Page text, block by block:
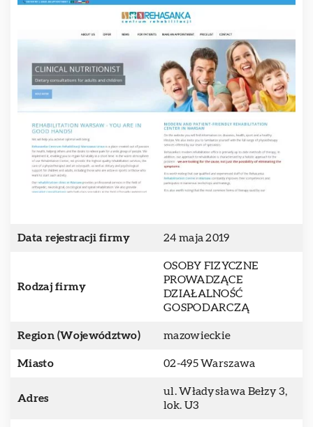
Data rejestracji firmy 24 maja 2019
Rodzaj firmy
OSOBY FIZYCZNE
PROWADZĄCE
DZIAŁALNOŚĆ
GOSPODARCZĄ
Region (Województwo) mazowieckie
Miasto 02-495 Warszawa
Adres
ul. Władysława Bełzy 3,
lok. U3